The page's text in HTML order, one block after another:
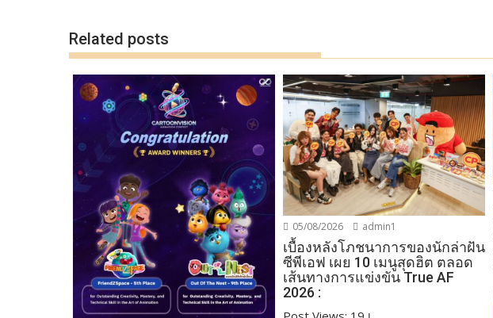
Related posts
05/08/2026 admin1
เบื้องหลังโภชนาการของนักล่าฝัน
ซีพีเอฟ เผย 10 เมนูสุดฮิต ตลอด
เส้นทางการแข่งขัน True AF
2026 :